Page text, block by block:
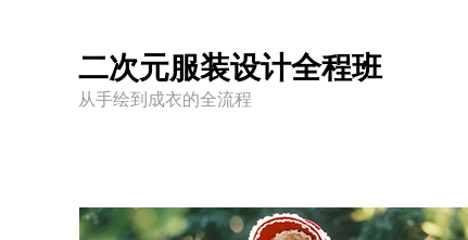
二次元服装设计全程班
从手绘到成衣的全流程